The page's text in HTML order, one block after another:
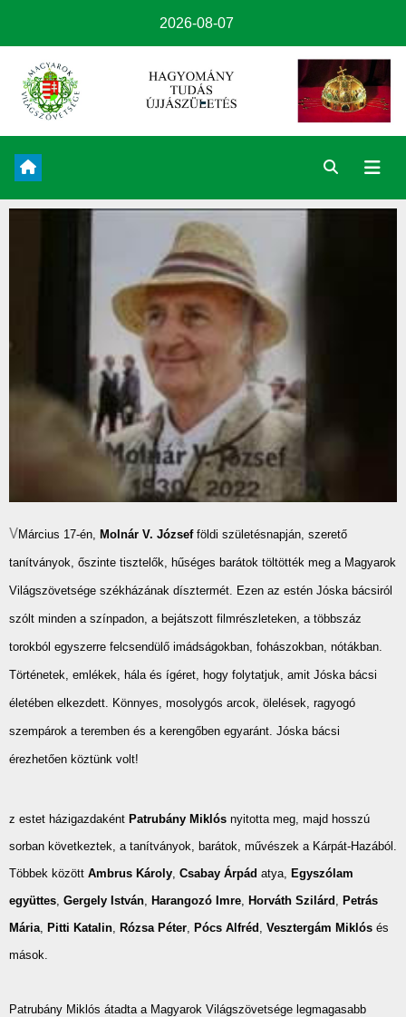
2026-08-07
VMárcius 17-én, Molnár V. József földi születésnapján, szerető
tanítványok, őszinte tisztelők, hűséges barátok töltötték meg a Magyarok
Világszövetsége székházának dísztermét. Ezen az estén Jóska bácsiról
szólt minden a színpadon, a bejátszott filmrészleteken, a többszáz
torokból egyszerre felcsendülő imádságokban, fohászokban, nótákban.
Történetek, emlékek, hála és ígéret, hogy folytatjuk, amit Jóska bácsi
életében elkezdett. Könnyes, mosolygós arcok, ölelések, ragyogó
szempárok a teremben és a kerengőben egyaránt. Jóska bácsi
érezhetően köztünk volt!
z estet házigazdaként Patrubány Miklós nyitotta meg, majd hosszú
sorban következtek, a tanítványok, barátok, művészek a Kárpát-Hazából.
Többek között Ambrus Károly Csabay Árpád atya, Egyszólam
együttes Gergely István Harangozó Imre Horváth Szilárd Petrás
Mária Pitti Katalin Rózsa Péter Pócs Alfréd Vesztergám Miklós és
mások.
Patrubány Miklós átadta a Magyarok Világszövetsége legmagasabb